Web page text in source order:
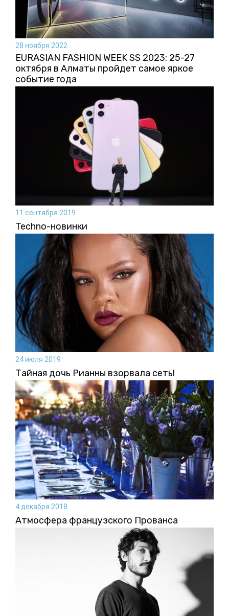
28 ноября 2022
EURASIAN FASHION WEEK SS 2023: 25-27
октября в Алматы пройдет самое яркое
событие года
11 сентября 2019
Techno-новинки
24 июля 2019
Тайная дочь Рианны взорвала сеть!
4 декабря 2018
Атмосфера французского Прованса